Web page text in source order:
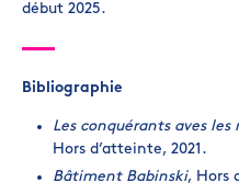
début 2025.
Bibliographie
Les conquérants aves les
Hors d’atteinte, 2021.
Bâtiment Babinski, Hors